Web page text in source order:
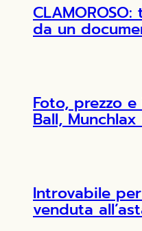
da un
Foto, prezzo
Ball,
Introvabile
venduta